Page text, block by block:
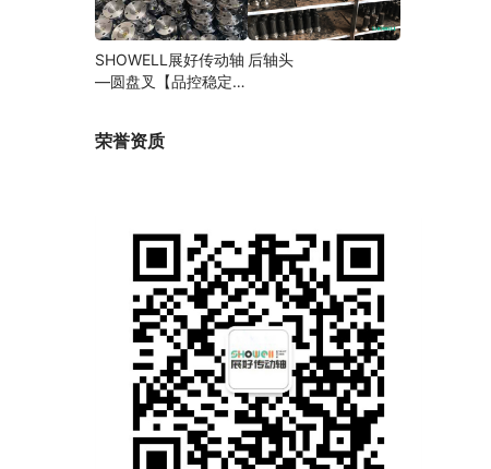
SHOWELL展好传动轴
—圆盘叉【品控稳定，
后轴头
荣誉资质